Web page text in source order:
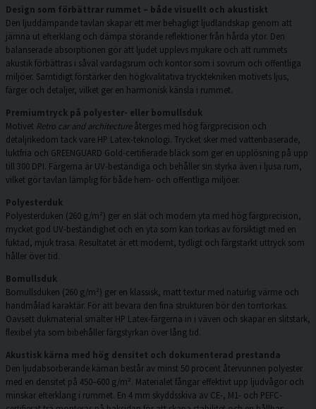
Design som förbättrar rummet – både visuellt och akustiskt
Den ljuddämpande tavlan skapar ett mer behagligt ljudlandskap genom att
jämna ut efterklang och dämpa störande reflektioner från hårda ytor. Den
balanserade absorptionen gör att ljudet upplevs mjukare och att rummets
akustik förbättras i såväl vardagsrum och kontor som i sovrum och offentliga
miljöer. Samtidigt förstärker den högkvalitativa trycktekniken motivets ljus,
färger och detaljer, vilket ger en harmonisk känsla i rummet.
Premiumtryck på polyester- eller bomullsduk
Motivet Retro car and architectureåterges med hög färgprecision och
detaljrikedom tack vare HP Latex-teknologi. Trycket sker med vattenbaserade,
luktfria och GREENGUARD Gold-certifierade bläck som ger en upplösning på upp
till 300 DPI. Färgerna är UV-beständiga och behåller sin styrka även i ljusa rum,
vilket gör tavlan lämplig för både hem- och offentliga miljöer.
Polyesterduk
Polyesterduken (260 g/m²) ger en slät och modern yta med hög färgprecision,
mycket god UV-beständighet och en yta som kan torkas av försiktigt med en
fuktad, mjuk trasa. Resultatet är ett modernt, tydligt och färgstarkt uttryck som
håller över tid.
Bomullsduk
Bomullsduken (260 g/m²) ger en klassisk, matt textur med naturlig värme och
handmålad karaktär. För att bevara den fina strukturen bör den torrtorkas.
Oavsett dukmaterial smälter HP Latex-färgerna in i väven och skapar en slitstark,
flexibel yta som bibehåller färgstyrkan över lång tid.
Akustisk kärna med hög densitet och dokumenterad prestanda
Den ljudabsorberande kärnan består av minst 50 procent återvunnen polyester
med en densitet på 450–600 g/m². Materialet fångar effektivt upp ljudvågor och
minskar efterklang i rummet. En 4 mm skyddsskiva av CE-, M1- och PEFC-